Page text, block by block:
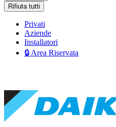
Rifiuta tutti
Privati
Aziende
Installatori
🔒 Area Riservata